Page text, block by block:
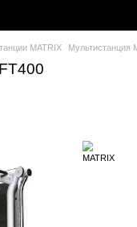
MSFT400